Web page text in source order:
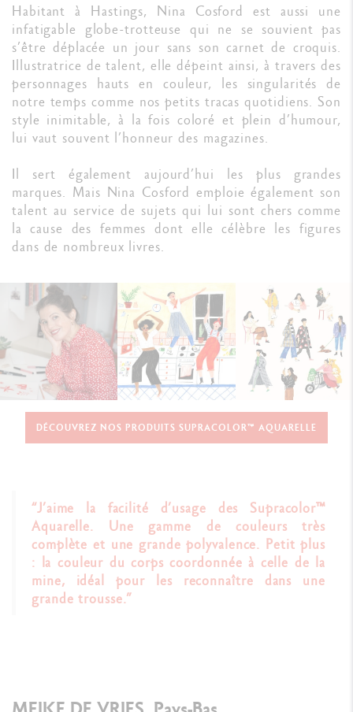
Habitant à Hastings, Nina Cosford est aussi une
infatigable globe-trotteuse qui ne se souvient pas
s’être déplacée un jour sans son carnet de croquis.
Illustratrice de talent, elle dépeint ainsi, à travers des
personnages hauts en couleur, les singularités de
notre temps comme nos petits tracas quotidiens. Son
style inimitable, à la fois coloré et plein d’humour,
lui vaut souvent l’honneur des magazines.
Il sert également aujourd’hui les plus grandes
marques. Mais Nina Cosford emploie également son
talent au service de sujets qui lui sont chers comme
la cause des femmes dont elle célèbre les figures
dans de nombreux livres.
DÉCOUVREZ NOS PRODUITS SUPRACOLOR™ AQUARELLE
“J’aime la facilité d’usage des Supracolor™
Aquarelle. Une gamme de couleurs très
complète et une grande polyvalence. Petit plus
: la couleur du corps coordonnée à celle de la
mine, idéal pour les reconnaître dans une
grande trousse.”